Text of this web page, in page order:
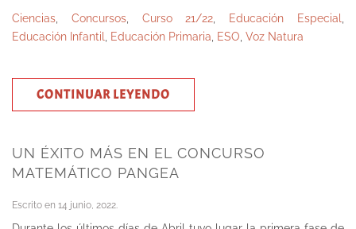
Ciencias Concursos, Curso 21/22 Educación Especial
Educación Infantil
Educación Primaria ESO Voz Natura
CONTINUAR LEYENDO
UN ÉXITO MÁS EN EL CONCURSO
MATEMÁTICO PANGEA
Escrito en 14 junio, 2022.